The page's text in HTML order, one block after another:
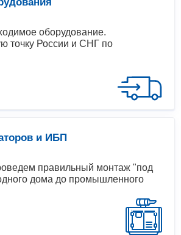
оборудование.
точку России и СНГ по
и ИБП
правильный монтаж "под
дома до промышленного